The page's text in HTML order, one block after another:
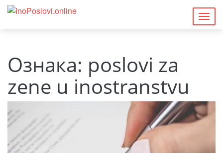
Ознака: poslovi za
zene u inostranstvu